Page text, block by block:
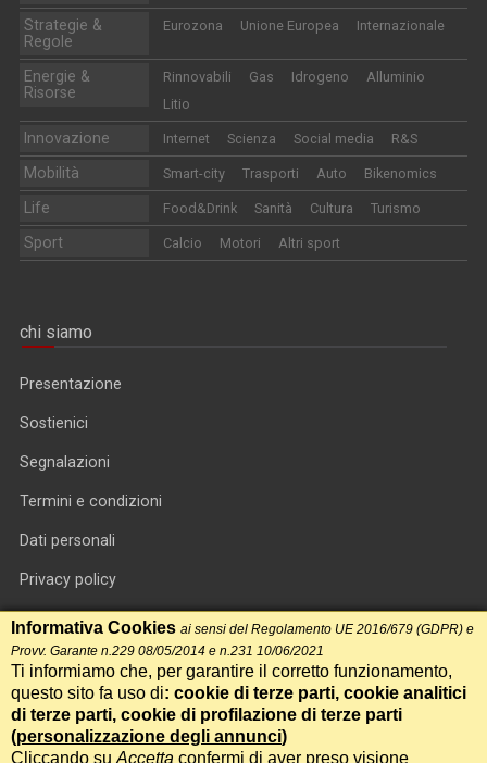
Strategie &
Regole
Eurozona Unione Europea Internazionale
Energie &
Risorse
Rinnovabili Gas Idrogeno
Alluminio
Litio
Innovazione Internet Scienza Social media R&S
Mobilità Smart-city Trasporti Auto Bikenomics
Life Food&Drink Sanità Cultura Turismo
Sport Calcio Motori Altri sport
chi siamo
Presentazione
Sostienici
Segnalazioni
Termini e condizioni
Dati personali
Privacy policy
Informativa cookie
RSS feed
RSS Top News
Contatti
Informativa Cookies ai sensi del Regolamento UE 2016/679 (GDPR) e
Provv. Garante n.229 08/05/2014 e n.231 10/06/2021
Ti informiamo che, per garantire il corretto funzionamento,
questo sito fa uso di: cookie di terze parti, cookie analitici
di terze parti, cookie di profilazione di terze parti
(personalizzazione degli annunci)
Cliccando su Accetta confermi di aver preso visione